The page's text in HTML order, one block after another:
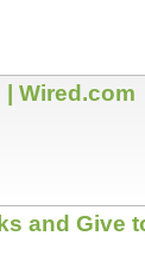
Wired.com
and Give